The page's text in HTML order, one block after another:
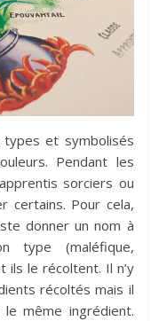
et symbolisés
Pendant les
sorciers ou
certains. Pour cela,
donner un nom à
type (maléfique,
ils le récoltent. Il n’y
récoltés mais il
même ingrédient.